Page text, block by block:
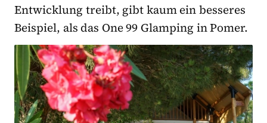
Entwicklung treibt, gibt kaum ein besseres
Beispiel, als das One 99 Glamping in Pomer.